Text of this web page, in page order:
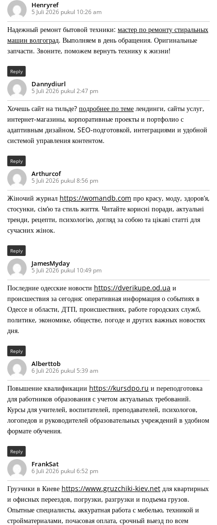
Henryref
5 Juli 2026 pukul 10:26 am
Надежный ремонт бытовой техники: мастер по ремонту стиральных
машин волгоград. Выполняем в день обращения. Оригинальные
запчасти. Звоните, поможем вернуть технику к жизни!
Reply
Dannydiurl
5 Juli 2026 pukul 2:47 pm
Хочешь сайт на тильде? подробнее по теме лендинги, сайты услуг,
интернет-магазины, корпоративные проекты и портфолио с
адаптивным дизайном, SEO-подготовкой, интеграциями и удобной
системой управления контентом.
Reply
Arthurcof
5 Juli 2026 pukul 8:56 pm
Жіночий журнал https://womandb.com про красу, моду, здоров’я,
стосунки, сім’ю та стиль життя. Читайте корисні поради, актуальні
тренди, рецепти, психологію, догляд за собою та цікаві статті для
сучасних жінок.
Reply
JamesMyday
5 Juli 2026 pukul 10:49 pm
Последние одесские новости https://dverikupe.od.ua и
происшествия за сегодня: оперативная информация о событиях в
Одессе и области, ДТП, происшествиях, работе городских служб,
политике, экономике, обществе, погоде и других важных новостях
дня.
Reply
Alberttob
6 Juli 2026 pukul 5:39 am
Повышение квалификации https://kursdpo.ru и переподготовка
для работников образования с учетом актуальных требований.
Курсы для учителей, воспитателей, преподавателей, психологов,
логопедов и руководителей образовательных учреждений в удобном
формате обучения.
Reply
FrankSat
6 Juli 2026 pukul 6:52 pm
Грузчики в Киеве https://www.gruzchiki-kiev.net для квартирных
и офисных переездов, погрузки, разгрузки и подъема грузов.
Опытные специалисты, аккуратная работа с мебелью, техникой и
стройматериалами, почасовая оплата, срочный выезд по всем